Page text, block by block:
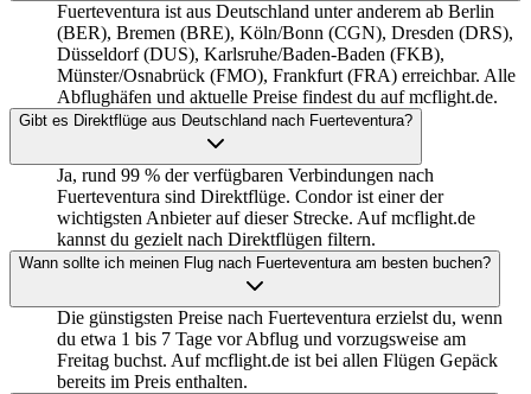
Fuerteventura ist aus Deutschland unter anderem ab Berlin
(BER), Bremen (BRE), Köln/Bonn (CGN), Dresden (DRS),
Düsseldorf (DUS), Karlsruhe/Baden-Baden (FKB),
Münster/Osnabrück (FMO), Frankfurt (FRA) erreichbar. Alle
Abflughäfen und aktuelle Preise findest du auf mcflight.de.
Gibt es Direktflüge aus Deutschland nach Fuerteventura?
Ja, rund 99 % der verfügbaren Verbindungen nach
Fuerteventura sind Direktflüge. Condor ist einer der
wichtigsten Anbieter auf dieser Strecke. Auf mcflight.de
kannst du gezielt nach Direktflügen filtern.
Wann sollte ich meinen Flug nach Fuerteventura am besten buchen?
Die günstigsten Preise nach Fuerteventura erzielst du, wenn
du etwa 1 bis 7 Tage vor Abflug und vorzugsweise am
Freitag buchst. Auf mcflight.de ist bei allen Flügen Gepäck
bereits im Preis enthalten.